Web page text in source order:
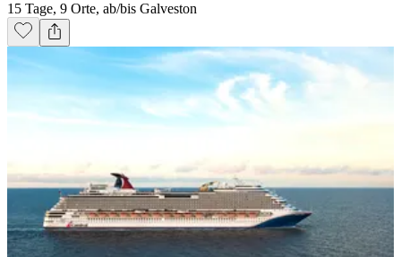
15 Tage, 9 Orte, ab/bis Galveston